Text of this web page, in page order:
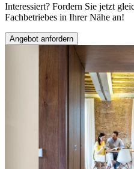
Interessiert? Fordern Sie jetzt
Fachbetriebes in Ihrer Nähe an!
Angebot anfordern